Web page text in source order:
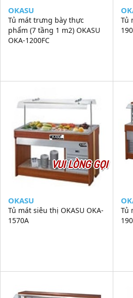
OKASU
Tủ mát trưng bày thực
phẩm (7 tầng 1 m2) OKASU
OKA-1200FC
Tủ
VUI LÒNG GỌI
OKASU
Tủ mát siêu thị OKASU OKA-
1570A
Tủ